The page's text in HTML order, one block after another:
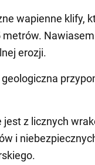
wapienne klify,
metrów.
erozji.
jest z licznych
i